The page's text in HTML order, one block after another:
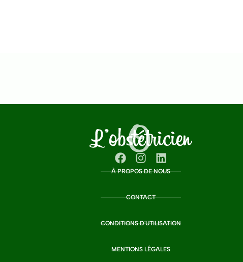
À PROPOS DE NOUS
CONTACT
CONDITIONS D'UTILISATION
MENTIONS LÉGALES